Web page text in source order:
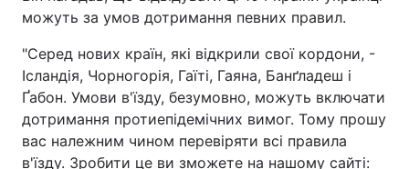
можуть за умов дотримання певних правил.
"Серед нових країн, які відкрили свої кордони, -
Ісландія, Чорногорія, Гаїті, Гаяна, Банґладеш і
Ґабон. Умови в'їзду, безумовно, можуть включати
дотримання протиепідемічних вимог. Тому прошу
вас належним чином перевіряти всі правила
в'їзду. Зробити це ви зможете на нашому сайті: